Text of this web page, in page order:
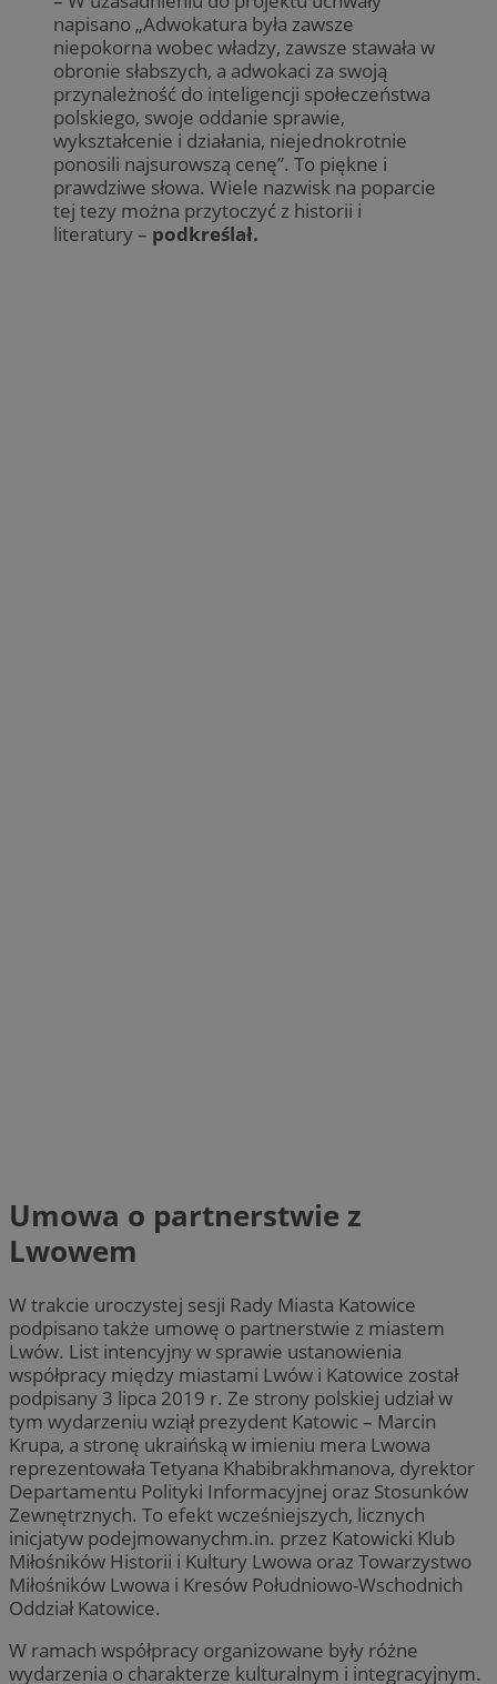
napisano „Adwokatura była zawsze
niepokorna wobec władzy, zawsze stawała w
obronie słabszych, a adwokaci za swoją
przynależność do inteligencji społeczeństwa
polskiego, swoje oddanie sprawie,
wykształcenie i działania, niejednokrotnie
ponosili najsurowszą cenę”. To piękne i
prawdziwe słowa. Wiele nazwisk na poparcie
tej tezy można przytoczyć z historii i
literatury – podkreślał.
Umowa o partnerstwie z
Lwowem
W trakcie uroczystej sesji Rady Miasta Katowice
podpisano także umowę o partnerstwie z miastem
Lwów. List intencyjny w sprawie ustanowienia
współpracy między miastami Lwów i Katowice został
podpisany 3 lipca 2019 r. Ze strony polskiej udział w
tym wydarzeniu wziął prezydent Katowic – Marcin
Krupa, a stronę ukraińską w imieniu mera Lwowa
reprezentowała Tetyana Khabibrakhmanova, dyrektor
Departamentu Polityki Informacyjnej oraz Stosunków
Zewnętrznych. To efekt wcześniejszych, licznych
inicjatyw podejmowanychm.in. przez Katowicki Klub
Miłośników Historii i Kultury Lwowa oraz Towarzystwo
Miłośników Lwowa i Kresów Południowo-Wschodnich
Oddział Katowice.
W ramach współpracy organizowane były różne
wydarzenia o charakterze kulturalnym i integracyjnym.